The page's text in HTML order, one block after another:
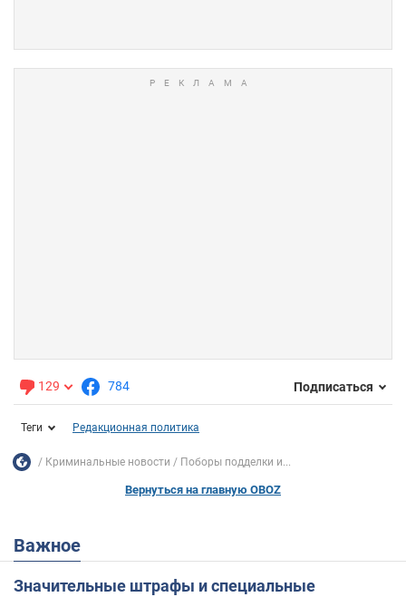
129 784 Подписаться
Теги Редакционная политика
Криминальные новости Поборы подделки и...
Вернуться на главную OBOZ
Важное
Значительные штрафы и специальные